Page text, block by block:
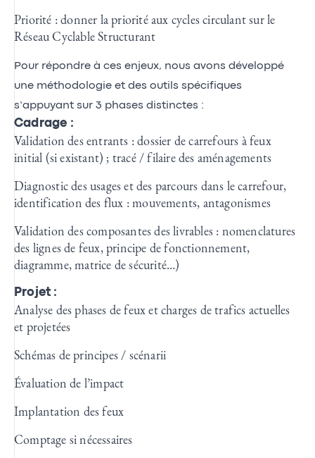
Priorité : donner la priorité aux cycles circulant sur le
Réseau Cyclable Structurant
Pour répondre à ces enjeux, nous avons développé
une méthodologie et des outils spécifiques
s’appuyant sur 3 phases distinctes :
Cadrage :
Validation des entrants : dossier de carrefours à feux
initial (si existant) ; tracé / filaire des aménagements
Diagnostic des usages et des parcours dans le carrefour,
identification des flux : mouvements, antagonismes
Validation des composantes des livrables : nomenclatures
des lignes de feux, principe de fonctionnement,
diagramme, matrice de sécurité…)
Projet :
Analyse des phases de feux et charges de trafics actuelles
et projetées
Schémas de principes / scénarii
Évaluation de l’impact
Implantation des feux
Comptage si nécessaires